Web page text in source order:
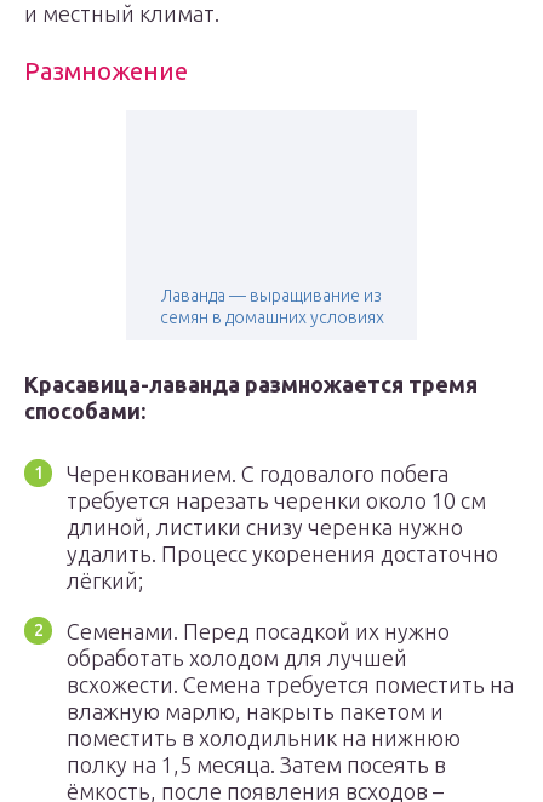
и местный климат.
Размножение
Лаванда — выращивание из
семян в домашних условиях
Красавица-лаванда размножается тремя
способами:
Черенкованием. С годовалого побега
требуется нарезать черенки около 10 см
длиной, листики снизу черенка нужно
удалить. Процесс укоренения достаточно
лёгкий;
Семенами. Перед посадкой их нужно
обработать холодом для лучшей
всхожести. Семена требуется поместить на
влажную марлю, накрыть пакетом и
поместить в холодильник на нижнюю
полку на 1,5 месяца. Затем посеять в
ёмкость, после появления всходов –